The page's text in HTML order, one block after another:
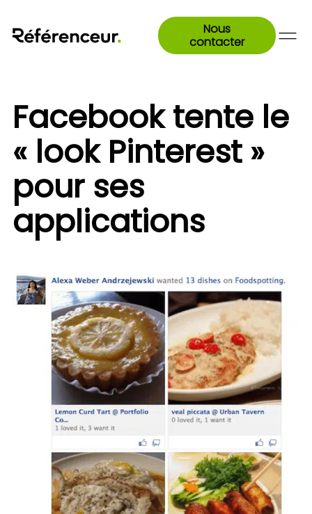
Nous
contacter
Facebook tente le
« look Pinterest »
pour ses
applications